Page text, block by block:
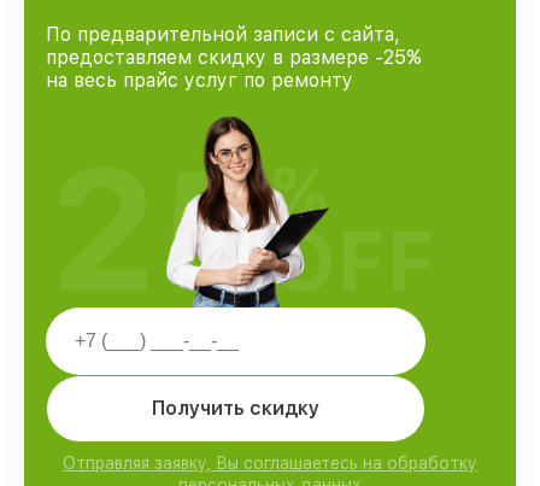
По предварительной записи с сайта,
предоставляем скидку в размере -25%
на весь прайс услуг по ремонту
Получить скидку
Отправляя заявку, Вы соглашаетесь на обработку
25%
OFF